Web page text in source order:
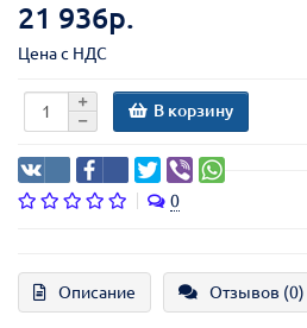
21 936р.
Цена с НДС
В корзину
0
Описание Отзывов (0)